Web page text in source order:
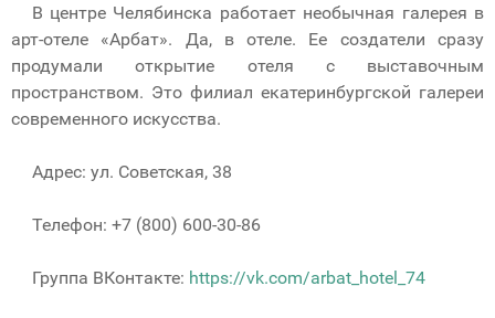
В центре Челябинска работает необычная галерея в
арт-отеле «Арбат». Да, в отеле. Ее создатели сразу
продумали открытие отеля с выставочным
пространством. Это филиал екатеринбургской галереи
современного искусства.
Адрес: ул. Советская, 38
Телефон: +7 (800) 600-30-86
Группа ВКонтакте: https://vk.com/arbat_hotel_74